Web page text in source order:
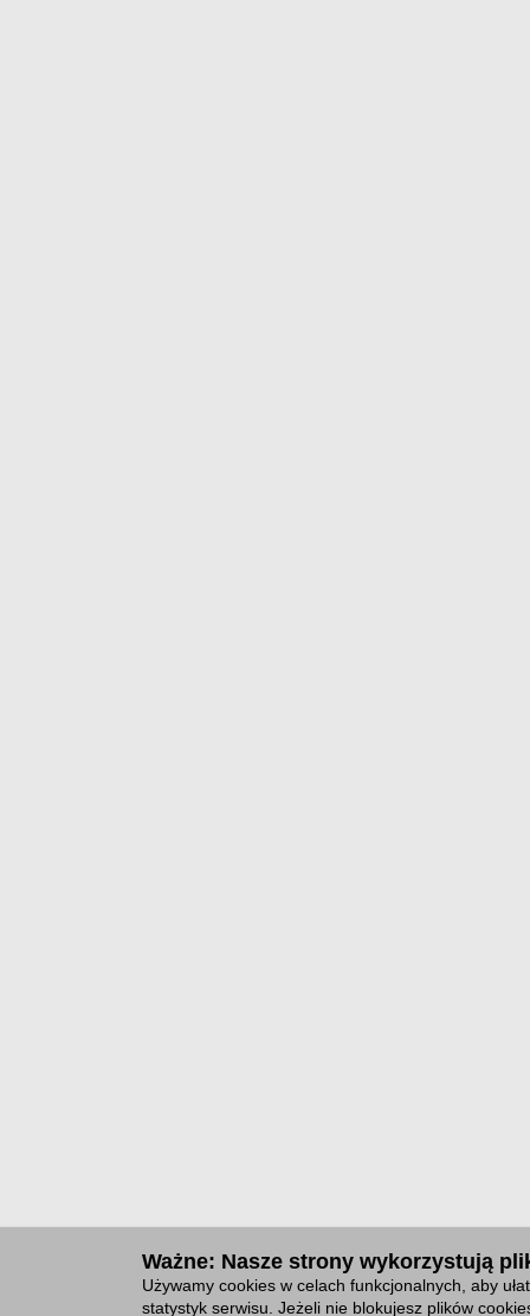
Ważne: Nasze strony wykorzystują
Używamy cookies w celach funkcjonalnych, aby
statystyk serwisu. Jeżeli nie blokujesz plików